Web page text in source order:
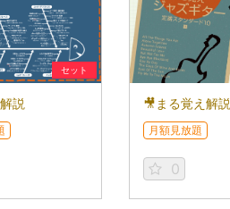
セット
説 🎥まる覚え解説
月額見放題
0